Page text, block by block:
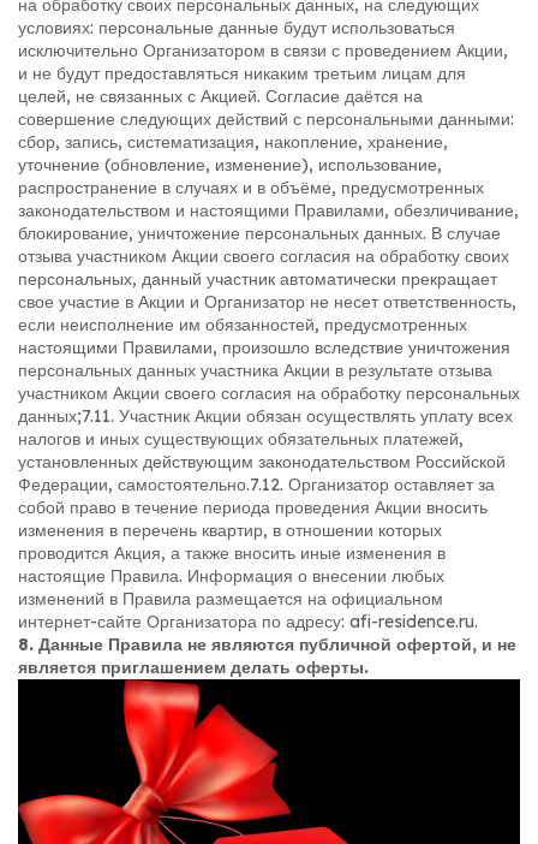
на обработку своих персональных данных, на следующих
условиях: персональные данные будут использоваться
исключительно Организатором в связи с проведением Акции,
и не будут предоставляться никаким третьим лицам для
целей, не связанных с Акцией. Согласие даётся на
совершение следующих действий с персональными данными:
сбор, запись, систематизация, накопление, хранение,
уточнение (обновление, изменение), использование,
распространение в случаях и в объёме, предусмотренных
законодательством и настоящими Правилами, обезличивание,
блокирование, уничтожение персональных данных. В случае
отзыва участником Акции своего согласия на обработку своих
персональных, данный участник автоматически прекращает
свое участие в Акции и Организатор не несет ответственность,
если неисполнение им обязанностей, предусмотренных
настоящими Правилами, произошло вследствие уничтожения
персональных данных участника Акции в результате отзыва
участником Акции своего согласия на обработку персональных
данных;7.11. Участник Акции обязан осуществлять уплату всех
налогов и иных существующих обязательных платежей,
установленных действующим законодательством Российской
Федерации, самостоятельно.7.12. Организатор оставляет за
собой право в течение периода проведения Акции вносить
изменения в перечень квартир, в отношении которых
проводится Акция, а также вносить иные изменения в
настоящие Правила. Информация о внесении любых
изменений в Правила размещается на официальном
интернет-сайте Организатора по адресу: afi-residence.ru.
8. Данные Правила не являются публичной офертой, и не
является приглашением делать оферты.